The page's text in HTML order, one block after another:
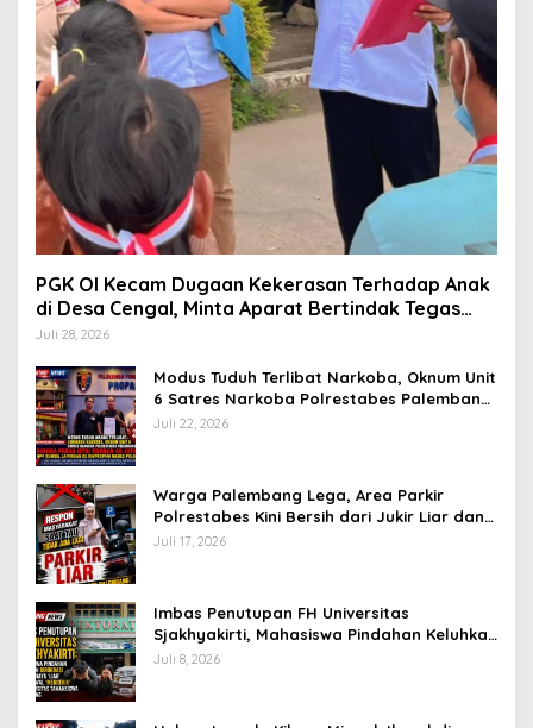
PGK OI Kecam Dugaan Kekerasan Terhadap Anak
di Desa Cengal, Minta Aparat Bertindak Tegas
Jika Terbukti
Juli 28, 2026
Modus Tuduh Terlibat Narkoba, Oknum Unit
6 Satres Narkoba Polrestabes Palembang
Diduga Peras Istri Korban Rp40 Juta, GPP
Juli 22, 2026
Warga Palembang Lega, Area Parkir
Polrestabes Kini Bersih dari Jukir Liar dan
Gratis
Juli 17, 2026
Imbas Penutupan FH Universitas
Sjakhyakirti, Mahasiswa Pindahan Keluhkan
Birokrasi Ruwet di Universitas Tamansiswa
Juli 8, 2026